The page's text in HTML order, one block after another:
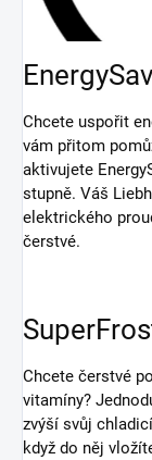
Chcete uspořit
vám přitom
aktivujete
stupně. Váš
elektrického
čerstvé.
Chcete čerstvé
vitamíny?
zvýší svůj
když do něj